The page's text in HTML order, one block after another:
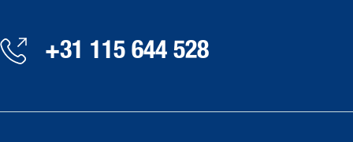
+31 115 644 528